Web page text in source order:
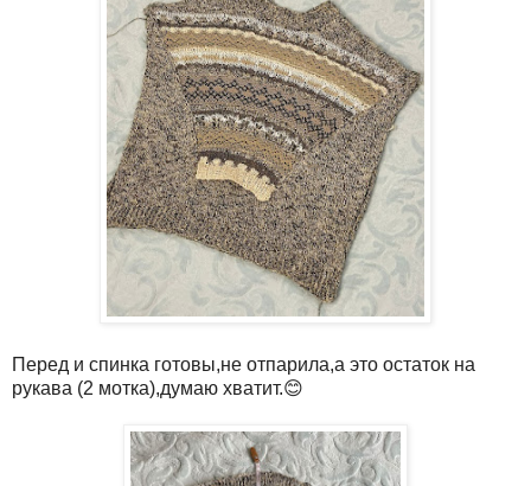
Перед и спинка готовы,не отпарила,а это остаток на
рукава (2 мотка),думаю хватит.😊